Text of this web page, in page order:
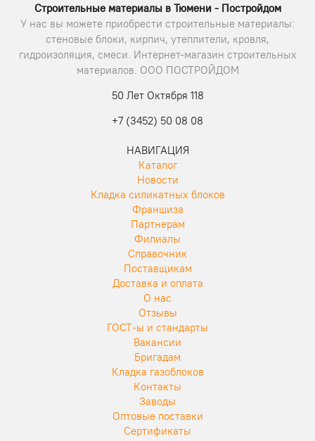
Строительные материалы в Тюмени - Постройдом
У нас вы можете приобрести строительные материалы:
стеновые блоки, кирпич, утеплители, кровля,
гидроизоляция, смеси. Интернет-магазин строительных
материалов. ООО ПОСТРОЙДОМ
50 Лет Октября 118
+7 (3452) 50 08 08
НАВИГАЦИЯ
Каталог
Новости
Кладка силикатных блоков
Франшиза
Партнерам
Филиалы
Справочник
Поставщикам
Доставка и оплата
О нас
Отзывы
ГОСТ-ы и стандарты
Вакансии
Бригадам
Кладка газоблоков
Контакты
Заводы
Оптовые поставки
Сертификаты